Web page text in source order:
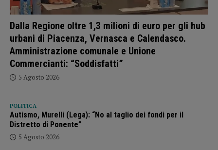
Dalla Regione oltre 1,3 milioni di euro per gli hub
urbani di Piacenza, Vernasca e Calendasco.
Amministrazione comunale e Unione
Commercianti: “Soddisfatti”
5 Agosto 2026
POLITICA
Autismo, Murelli (Lega): “No al taglio dei fondi per il
Distretto di Ponente”
5 Agosto 2026